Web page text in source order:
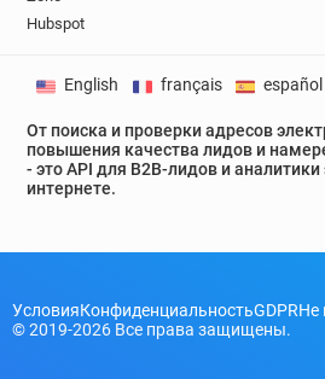
Hubspot
От поиска и проверки адресов
повышения качества лидов и
- это API для B2B-лидов и
интернете.
English français español
УсловияКонфиденциальностьGDPRНе
© 2019-2026 Все права защищены.